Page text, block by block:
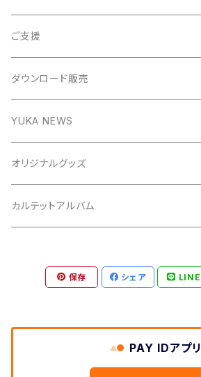
ご支援
ダウンロード販売
YUKA NEWS デジタル版
YUKA NEWS
冊子版（郵送）
デジタル版（ダウンロード）
オリジナルグッズ
カルテットアルバム
保存 シェア LINE
PAY IDアプリ